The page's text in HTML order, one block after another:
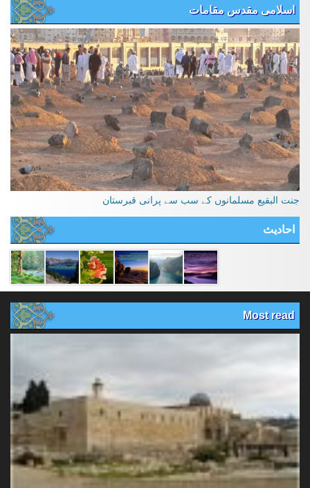
اسلامی مقدس مقامات
جنت البقیع مسلمانوں کے سب سے پرانی قبرستان
احادیث
Most read